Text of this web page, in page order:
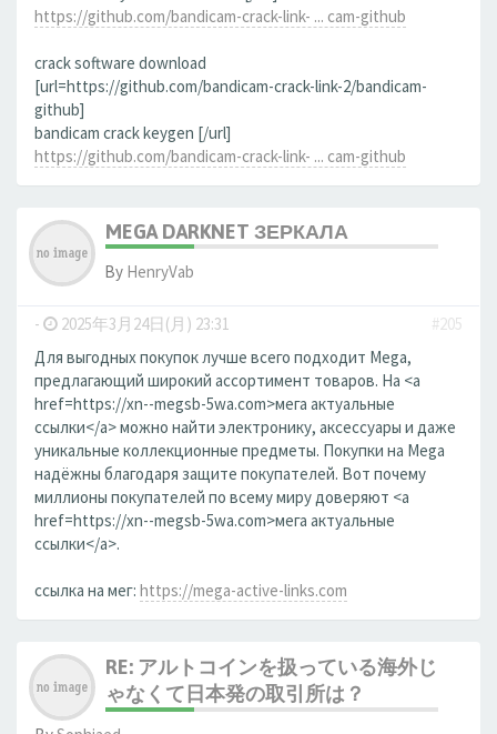
https://github.com/bandicam-crack-link- ... cam-github
crack software download
[url=https://github.com/bandicam-crack-link-2/bandicam-
github]
bandicam crack keygen [/url]
https://github.com/bandicam-crack-link- ... cam-github
MEGA DARKNET ЗЕРКАЛА
By HenryVab
- 2025年3月24日(月) 23:31
#205
Для выгодных покупок лучше всего подходит Mega,
предлагающий широкий ассортимент товаров. На <a
href=https://xn--megsb-5wa.com>мега актуальные
ссылки</a> можно найти электронику, аксессуары и даже
уникальные коллекционные предметы. Покупки на Mega
надёжны благодаря защите покупателей. Вот почему
миллионы покупателей по всему миру доверяют <a
href=https://xn--megsb-5wa.com>мега актуальные
ссылки</a>.
ссылка на мег: https://mega-active-links.com
RE: アルトコインを扱っている海外じ
ゃなくて日本発の取引所は？